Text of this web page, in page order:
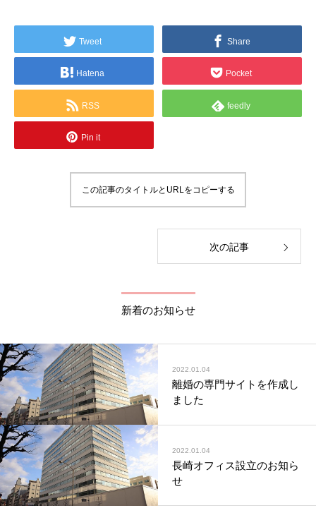
Tweet Share
Hatena Pocket
RSS feedly
Pin it
この記事のタイトルとURLをコピーする
次の記事
新着のお知らせ
2022.01.04
離婚の専門サイトを作成し
ました
2022.01.04
長崎オフィス設立のお知ら
せ